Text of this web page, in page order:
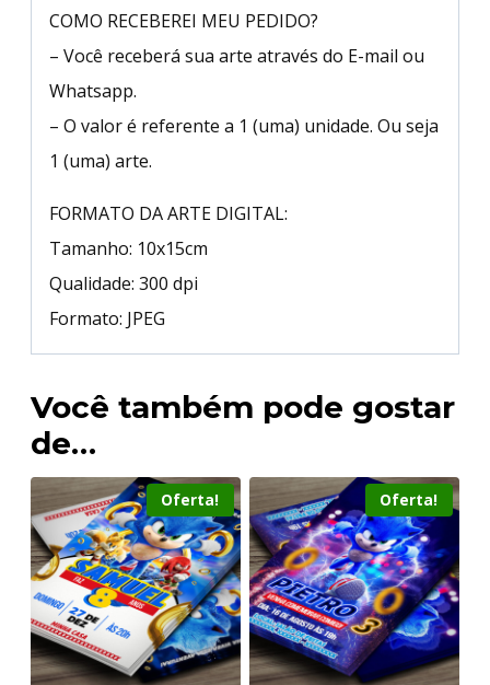
COMO RECEBEREI MEU PEDIDO?
– Você receberá sua arte através do E-mail ou
Whatsapp.
– O valor é referente a 1 (uma) unidade. Ou seja
1 (uma) arte.
FORMATO DA ARTE DIGITAL:
Tamanho: 10x15cm
Qualidade: 300 dpi
Formato: JPEG
Você também pode gostar
de…
Oferta! Oferta!